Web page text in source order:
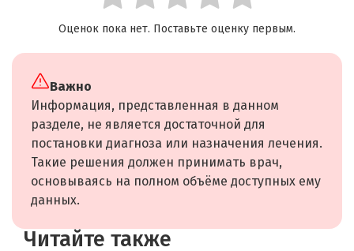
Оценок пока нет. Поставьте оценку первым.
Важно
Информация, представленная в данном
разделе, не является достаточной для
постановки диагноза или назначения лечения.
Такие решения должен принимать врач,
основываясь на полном объёме доступных ему
данных.
Читайте также